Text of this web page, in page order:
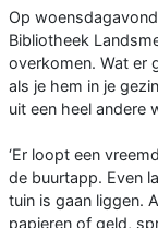
Op
Bibliotheek
overkomen. Wat er
als je hem in je
uit een heel andere
‘Er loopt een
de buurtapp. Even
tuin is gaan liggen.
papieren of geld,